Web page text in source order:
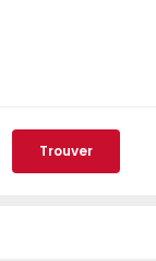
Trouver